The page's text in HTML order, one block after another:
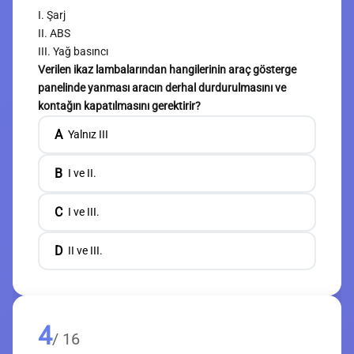
I. Şarj
II. ABS
III. Yağ basıncı
Verilen ikaz lambalarından hangilerinin araç gösterge
panelinde yanması aracın derhal durdurulmasını ve
kontağın kapatılmasını gerektirir?
A Yalnız III
B I ve II.
C I ve III.
D II ve III.
4/ 16